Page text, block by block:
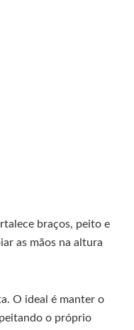
braços, peito e
as mãos na altura
O ideal é manter o
o próprio